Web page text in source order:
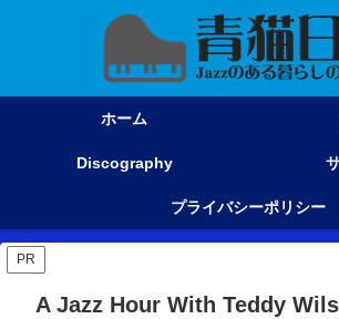
ホーム
Discography
プライバシーポリシー
PR
A Jazz Hour With Teddy